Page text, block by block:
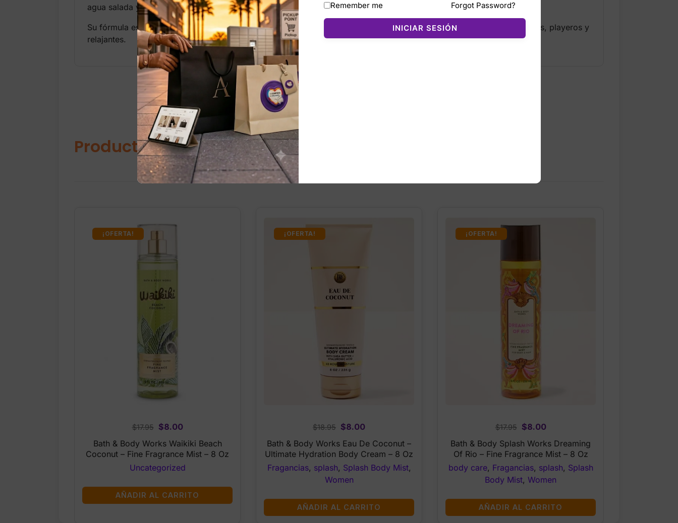
agua salada y maderas soleadas, creando una experiencia sensorial que recuerda a unas vacaciones en Hawái.
Su fórmula espumosa deja la piel suave, perfumada y lista para hidratar. Es ideal para quienes aman los aromas cálidos, playeros y
relajantes.
Productos relacionados
¡OFERTA!
$17.95
Original
price
was:
$17.95.
$8.00Current
price
is:
$8.00.
Bath & Body Works Waikiki Beach
Coconut – Fine Fragrance Mist – 8 Oz
Uncategorized
AÑADIR AL CARRITO
¡OFERTA!
$18.95 Original
price
was:
$18.95.
$8.00Current
price
is:
$8.00.
Bath & Body Works Eau De Coconut –
Ultimate Hydration Body Cream – 8 Oz
Fragancias, splash, Splash Body Mist,
Women
AÑADIR AL CARRITO
¡OFERTA!
$17.95
Original
price
was:
$17.95.
$8.00Current
price
is:
$8.00.
Bath & Body Splash Works Dreaming
Of Rio – Fine Fragrance Mist – 8 Oz
body care, Fragancias, splash, Splash
Body Mist, Women
AÑADIR AL CARRITO
Remember me Forgot Password?
INICIAR SESIÓN